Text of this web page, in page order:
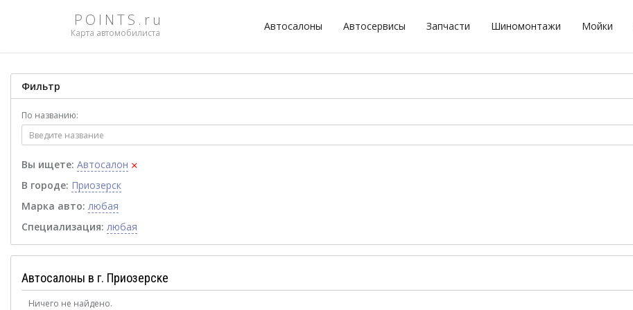
POINTS.ru
Карта автомобилиста
Автосалоны Автосервисы Запчасти Шиномонтажи Мойки
Фильтр
По названию:
Вы ищете: Автосалон ×
В городе: Приозерск
Марка авто: любая
Специализация: любая
Автосалоны в г. Приозерске
Ничего не найдено.